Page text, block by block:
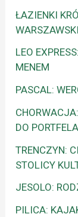
ŁAZIENKI
LEO
MENEM
PASCAL:
DO PORTFELA
TRENCZYN:
STOLICY
JESOLO:
PILICA: